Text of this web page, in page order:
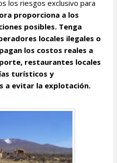
los riesgos exclusivo para
proporciona a los
posibles. Tenga
locales ilegales o
los costos reales a
restaurantes locales
turísticos y
a evitar la explotación.